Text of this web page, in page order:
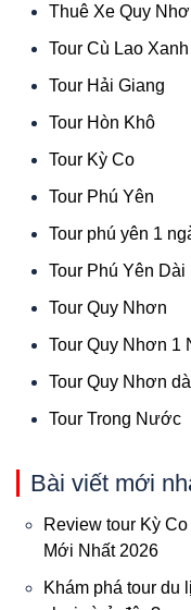
Thuê Xe Quy
Tour Cù Lao Xanh
Tour Hải Giang
Tour Hòn Khô
Tour Kỳ Co
Tour Phú Yên
Tour phú yên 1
Tour Phú Yên Dài
Tour Quy Nhơn
Tour Quy Nhơn 1
Tour Quy Nhơn
Tour Trong Nước
Bài viết mới
Review tour Kỳ
Mới Nhất 2026
Khám phá tour du